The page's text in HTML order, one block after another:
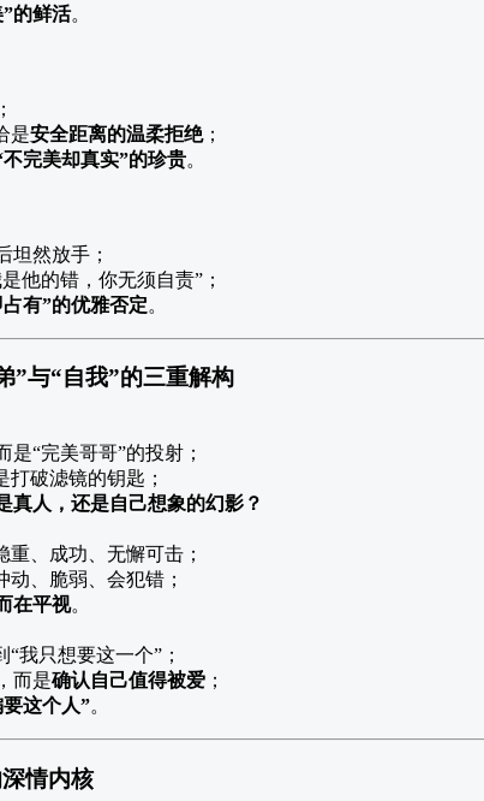
的鲜活。
是安全距离的温柔拒绝；
完美却真实”的珍贵。
坦然放手；
他的错，你无须自责”；
有”的优雅否定。
”与“自我”的三重解构
“完美哥哥”的投射；
打破滤镜的钥匙；
真人，还是自己想象的幻影？
重、成功、无懈可击；
动、脆弱、会犯错；
在平视。
我只想要这一个”；
而是确认自己值得被爱 ；
这个人”。
情内核